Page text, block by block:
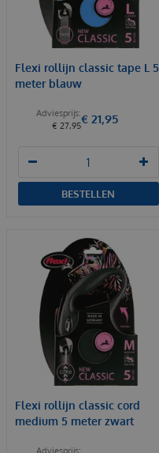
Flexi rollijn classic tape L 5
meter blauw
€ 27,95€ 21,95
BESTELLEN
Flexi rollijn classic cord
medium 5 meter zwart